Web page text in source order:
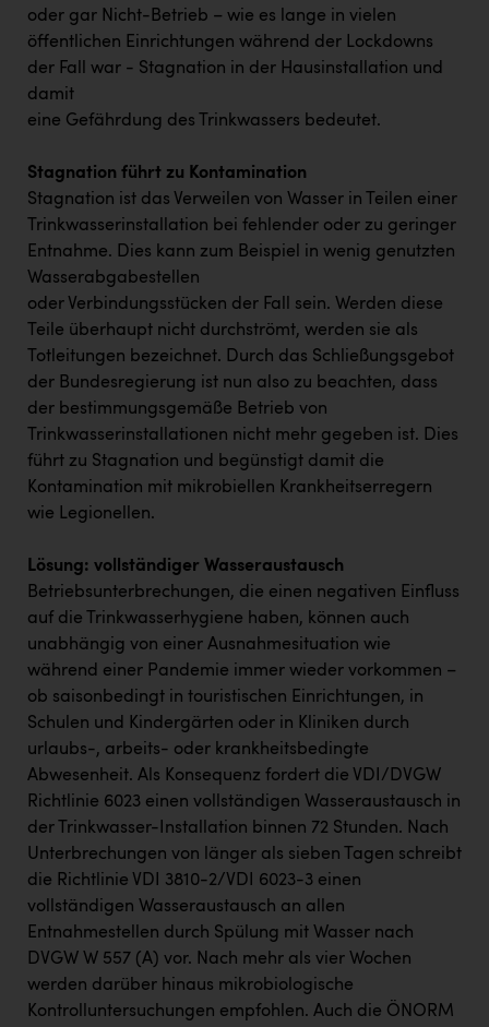
Österreichisches Hebammengremium
Wirtschaftskammer OÖ Energiehandel
Dopgas
kontakt
oder gar Nicht-Betrieb – wie es lange in vielen
öffentlichen Einrichtungen während der Lockdowns
der Fall war - Stagnation in der Hausinstallation und
damit
eine Gefährdung des Trinkwassers bedeutet.
Stagnation führt zu Kontamination
Stagnation ist das Verweilen von Wasser in Teilen einer
Trinkwasserinstallation bei fehlender oder zu geringer
Entnahme. Dies kann zum Beispiel in wenig genutzten
Wasserabgabestellen
oder Verbindungsstücken der Fall sein. Werden diese
Teile überhaupt nicht durchströmt, werden sie als
Totleitungen bezeichnet. Durch das Schließungsgebot
der Bundesregierung ist nun also zu beachten, dass
der bestimmungsgemäße Betrieb von
Trinkwasserinstallationen nicht mehr gegeben ist. Dies
führt zu Stagnation und begünstigt damit die
Kontamination mit mikrobiellen Krankheitserregern
wie Legionellen.
Lösung: vollständiger Wasseraustausch
Betriebsunterbrechungen, die einen negativen Einfluss
auf die Trinkwasserhygiene haben, können auch
unabhängig von einer Ausnahmesituation wie
während einer Pandemie immer wieder vorkommen –
ob saisonbedingt in touristischen Einrichtungen, in
Schulen und Kindergärten oder in Kliniken durch
urlaubs-, arbeits- oder krankheitsbedingte
Abwesenheit. Als Konsequenz fordert die VDI/DVGW
Richtlinie 6023 einen vollständigen Wasseraustausch in
der Trinkwasser-Installation binnen 72 Stunden. Nach
Unterbrechungen von länger als sieben Tagen schreibt
die Richtlinie VDI 3810-2/VDI 6023-3 einen
vollständigen Wasseraustausch an allen
Entnahmestellen durch Spülung mit Wasser nach
DVGW W 557 (A) vor. Nach mehr als vier Wochen
werden darüber hinaus mikrobiologische
Kontrolluntersuchungen empfohlen. Auch die ÖNORM